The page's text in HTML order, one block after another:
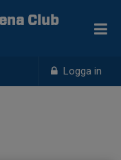
Logga in
Club